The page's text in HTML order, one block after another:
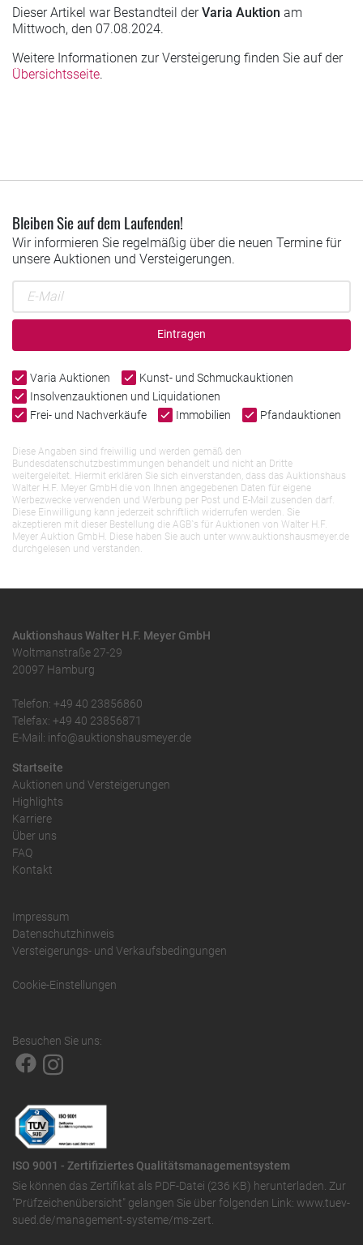
Dieser Artikel war Bestandteil derVaria Auktion am
Mittwoch, den 07.08.2024.
Weitere Informationen zur Versteigerung finden Sie auf der
Übersichtsseite.
Bleiben Sie auf dem Laufenden!
Wir informieren Sie regelmäßig über die neuen Termine für
unsere Auktionen und Versteigerungen.
Eintragen
Varia Auktionen
Kunst- und Schmuckauktionen
Insolvenzauktionen und Liquidationen
Frei- und Nachverkäufe
Immobilien Pfandauktionen
Diese Angaben sind freiwillig und werden gemäß den
Bundesdatenschutzbestimmungen behandelt und nicht an Dritte
weitergeleitet. Hiermit erklären Sie sich einverstanden, dass das Auktionshaus
Walter H.F. Meyer GmbH die von Ihnen angegebenen Daten für eigene
Werbezwecke verwenden und Werbung per Post und E-Mail zusenden darf.
Diese Einwilligung kann jederzeit schriftlich widerrufen werden. Sie
akzeptieren mit dieser Bestellung die AGB`s für Auktionen von Walter H.F.
Meyer Auktion GmbH. Diese haben Sie auch unter www.auktionshausmeyer.de
durchgelesen und verstanden.
Auktionshaus Walter H.F. Meyer GmbH
Woltmanstraße 27-29
20097 Hamburg
Telefon: +49 40 23856860
Telefax: +49 40 23856871
E-Mail: info@auktionshausmeyer.de
Startseite
Auktionen und Versteigerungen
Highlights
Karriere
Über uns
FAQ
Kontakt
Impressum
Datenschutzhinweis
Versteigerungs- und Verkaufsbedingungen
Cookie-Einstellungen
Besuchen Sie uns:
ISO 9001 - Zertifiziertes Qualitätsmanagementsystem
Sie können das Zertifikat als PDF-Datei (236 KB) herunterladen. Zur
"Prüfzeichenübersicht" gelangen Sie über folgenden Link: www.tuev-
sued.de/management-systeme/ms-zert